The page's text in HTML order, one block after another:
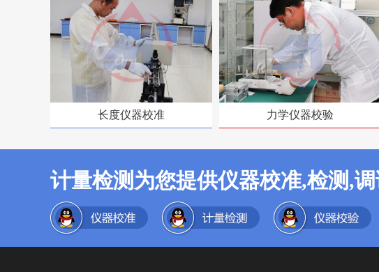
长度仪器校准 力学仪器校验
计量检测为您提供仪器校准,检测,